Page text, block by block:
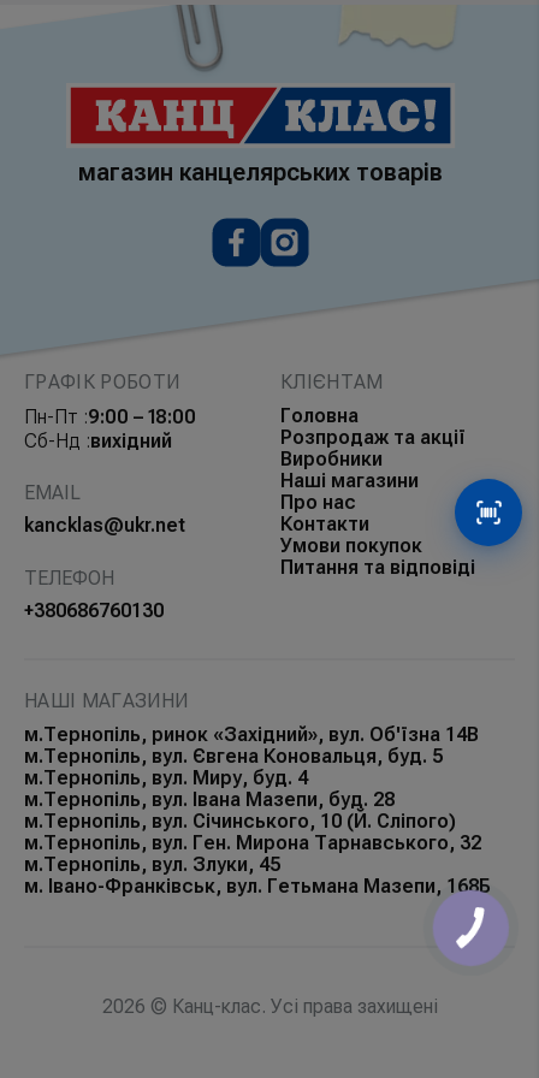
магазин канцелярських товарів
ГРАФІК РОБОТИ
Пн-Пт :9:00 – 18:00
Сб-Нд :вихідний
EMAIL
kancklas@ukr.net
ТЕЛЕФОН
+380686760130
КЛІЄНТАМ
Головна
Розпродаж та акції
Виробники
Наші магазини
Про нас
Контакти
Умови покупок
Питання та відповіді
НАШІ МАГАЗИНИ
м.Тернопіль, ринок «Західний», вул. Об'їзна 14В
м.Тернопіль, вул. Євгена Коновальця, буд. 5
м.Тернопіль, вул. Миру, буд. 4
м.Тернопіль, вул. Івана Мазепи, буд. 28
м.Тернопіль, вул. Січинського, 10 (Й. Сліпого)
м.Тернопіль, вул. Ген. Мирона Тарнавського, 32
м.Тернопіль, вул. Злуки, 45
м. Івано-Франківськ, вул. Гетьмана Мазепи, 168Б
2026 © Канц-клас. Усі права захищені
КНОПКА
ЗВ'ЯЗКУ